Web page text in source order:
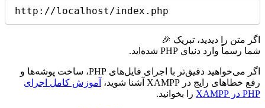
اگر متن را دیدید، تبریک 🎉
شما رسماً وارد دنیای PHP شده‌اید.
اگر می‌خواهید دقیق‌تر با اجرای فایل‌های PHP، ساخت پوشه‌ها و
رفع خطاهای رایج در XAMPP آشنا شوید،
آموزش کامل اجرای
PHP در XAMPP
را بخوانید.